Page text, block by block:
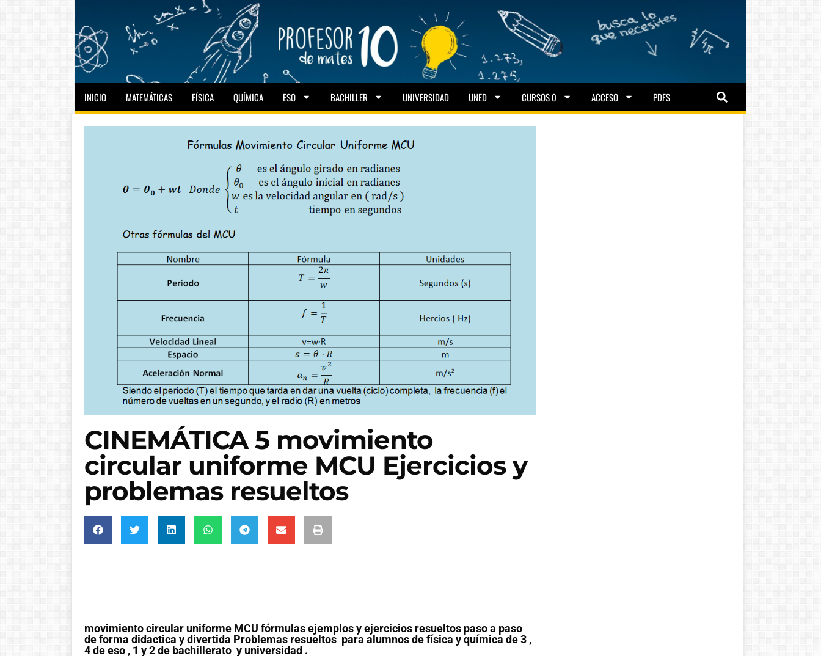
INICIO MATEMÁTICAS FÍSICA QUÍMICA ESO BACHILLER UNIVERSIDAD UNED CURSOS 0 ACCESO PDFS
CINEMÁTICA 5 movimiento
circular uniforme MCU Ejercicios y
problemas resueltos
movimiento circular uniforme MCU fórmulas ejemplos y ejercicios resueltos paso a paso
de forma didactica y divertida Problemas resueltos para alumnos de física y química de 3 ,
4 de eso , 1 y 2 de bachillerato y universidad .